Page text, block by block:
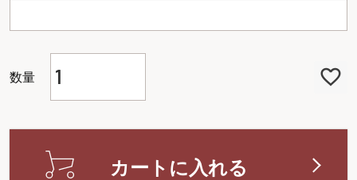
カートに入れる